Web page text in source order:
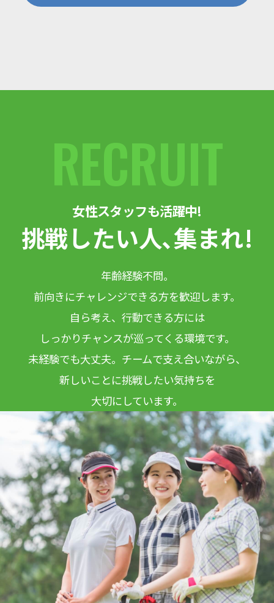
RECRUIT
女性スタッフも活躍中!
挑戦したい人､集まれ!
年齢経験不問。
前向きにチャレンジできる方を歓迎します。
自ら考え、行動できる方には
しっかりチャンスが巡ってくる環境です。
未経験でも大丈夫。チームで支え合いながら、
新しいことに挑戦したい気持ちを
大切にしています。